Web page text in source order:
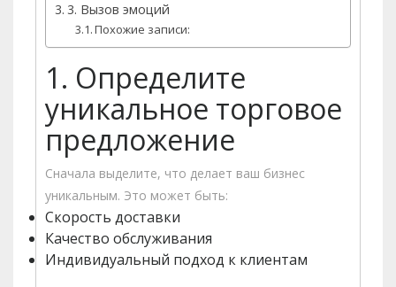
3. Вызов эмоций
Похожие записи:
1. Определите
уникальное торговое
предложение
Сначала выделите, что делает ваш бизнес
уникальным. Это может быть:
Скорость доставки
Качество обслуживания
Индивидуальный подход к клиентам